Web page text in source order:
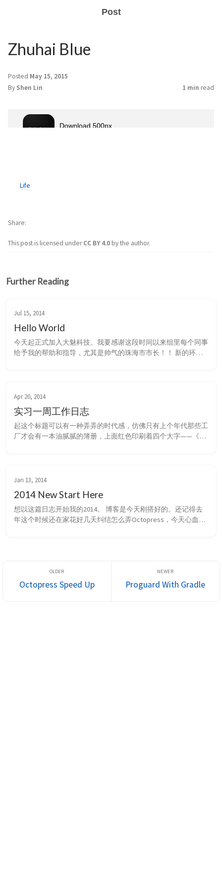
Post
Zhuhai Blue
Posted May 15, 2015
By Shen Lin 1 min read
Life
This post is licensed underCC BY 4.0by the author.
Share
Further Reading
Jul 15, 2014
Hello World
今天起正式加入大魅科技。我要感谢这段时间以来组里每个同事
给予我的帮助和指导，尤其是帅气的珠海市市长！！ 新的环
Apr 20, 2014
实习一周工作日志
起这个标题可以有一种弄弄的时代感，仿佛只有上个年代那些工
厂才会有一本油腻腻的簿册，上面红色印刷着四个大字——《工
道，东西还没写完就被翻总拉进了会议室认识小伙伴们，看到
Jan 13, 2014
2014 New Start Here
想以这篇日志开始我的2014。 博客是今天刚搭好的。还记得去
年这个时候还在家花好几天纠结怎么弄Octopress，今天心血来
知道，但是今年这数学卷子出的真...
Octopress Speed Up Proguard With Gradle